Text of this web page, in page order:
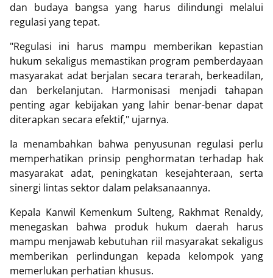
dan budaya bangsa yang harus dilindungi melalui
regulasi yang tepat.
"Regulasi ini harus mampu memberikan kepastian
hukum sekaligus memastikan program pemberdayaan
masyarakat adat berjalan secara terarah, berkeadilan,
dan berkelanjutan. Harmonisasi menjadi tahapan
penting agar kebijakan yang lahir benar-benar dapat
diterapkan secara efektif," ujarnya.
Ia menambahkan bahwa penyusunan regulasi perlu
memperhatikan prinsip penghormatan terhadap hak
masyarakat adat, peningkatan kesejahteraan, serta
sinergi lintas sektor dalam pelaksanaannya.
Kepala Kanwil Kemenkum Sulteng, Rakhmat Renaldy,
menegaskan bahwa produk hukum daerah harus
mampu menjawab kebutuhan riil masyarakat sekaligus
memberikan perlindungan kepada kelompok yang
memerlukan perhatian khusus.